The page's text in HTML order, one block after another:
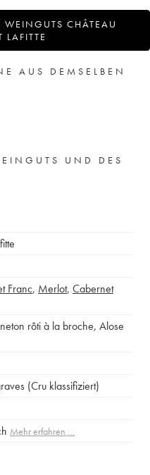
WEINGUTS CHÂTEAU
LAFITTE
AUS DEMSELBEN
UND DES
Franc, Merlot, Cabernet
rôti à la broche, Alose
(Cru klassifiziert)
Mehr erfahren …